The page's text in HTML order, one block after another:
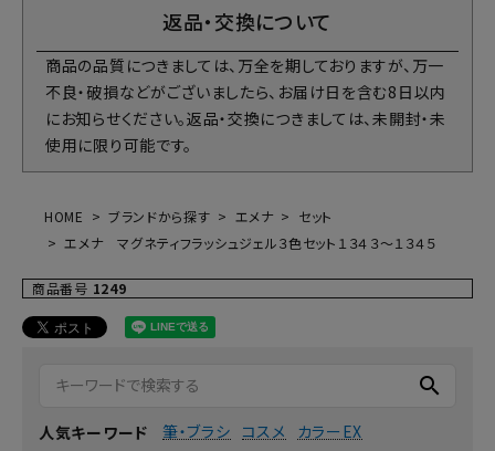
返品・交換について
商品の品質につきましては、万全を期しておりますが、万一
不良・破損などがございましたら、お届け日を含む8日以内
にお知らせください。返品・交換につきましては、未開封・未
使用に限り可能です。
HOME ブランドから探す エメナ
セット
エメナ マグネティフラッシュジェル３色セット１３４３～１３４５
商品番号 1249
search
人気キーワード 筆・ブラシ コスメ カラーEX